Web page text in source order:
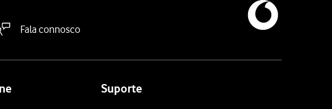
Fala connosco
Suporte